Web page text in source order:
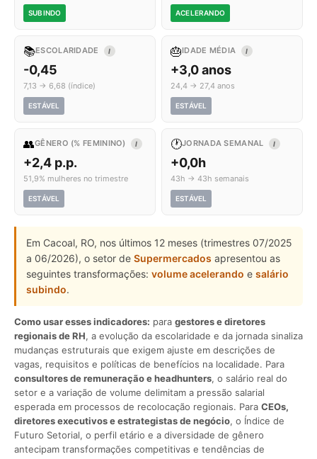
SUBINDO ACELERANDO
📚ESCOLARIDADE I
-0,45
7,13 → 6,68 (índice)
ESTÁVEL
🎂IDADE MÉDIA I
+3,0 anos
24,4 → 27,4 anos
ESTÁVEL
👥GÊNERO (% FEMININO) I
+2,4 p.p.
51,9% mulheres no trimestre
ESTÁVEL
🕐JORNADA SEMANAL I
+0,0h
43h → 43h semanais
ESTÁVEL
Em Cacoal, RO, nos últimos 12 meses (trimestres 07/2025
a 06/2026), o setor de Supermercados apresentou as
seguintes transformações: volume acelerando e salário
subindo.
Como usar esses indicadores: para gestores e diretores
regionais de RH, a evolução da escolaridade e da jornada sinaliza
mudanças estruturais que exigem ajuste em descrições de
vagas, requisitos e políticas de benefícios na localidade. Para
consultores de remuneração e headhunters, o salário real do
setor e a variação de volume delimitam a pressão salarial
esperada em processos de recolocação regionais. Para CEOs,
diretores executivos e estrategistas de negócio, o Índice de
Futuro Setorial, o perfil etário e a diversidade de gênero
antecipam transformações competitivas e tendências de